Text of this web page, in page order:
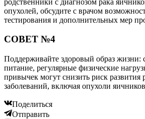
опухолей, обсудите с врачом
тестирования и дополнительных мер
СОВЕТ №4
Поддерживайте здоровый образ жизни:
питание, регулярные физические
привычек могут снизить риск развития
заболеваний, включая опухоли
Поделиться
Отправить